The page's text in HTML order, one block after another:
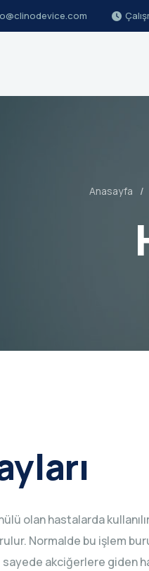
Anasayfa
olan hastalarda
Normalde bu işlem
akciğerlere giden